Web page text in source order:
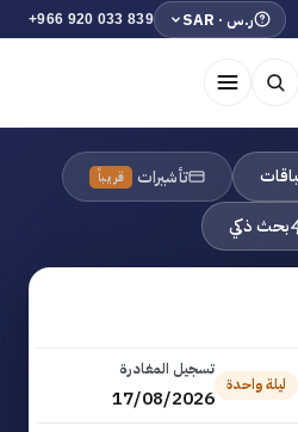
ر.س · SAR +966 920 033 839
تأشيرات قريباً
بحث ذكي
ليلة واحدة
تسجيل المغادرة
17/08/2026